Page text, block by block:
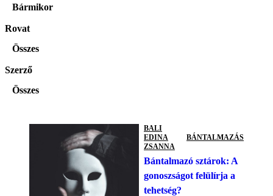
Bármikor
Rovat
Összes
Szerző
Összes
BALI
EDINA
ZSANNA
BÁNTALMAZÁS
Bántalmazó sztárok: A
gonoszságot felülírja a
tehetség?